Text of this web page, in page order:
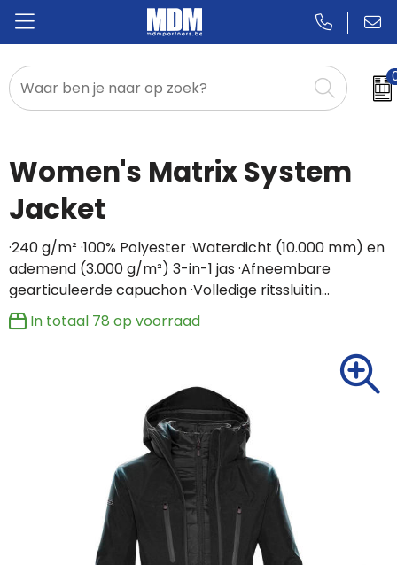
Relatiegeschenken
Promotietextiel
Sportkleding
Women's Matrix System
Jacket
·240 g/m² ·100% Polyester ·Waterdicht (10.000 mm) en
ademend (3.000 g/m²) 3-in-1 jas ·Afneembare
gearticuleerde capuchon ·Volledige ritssluitin…
In totaal 78 op voorraad